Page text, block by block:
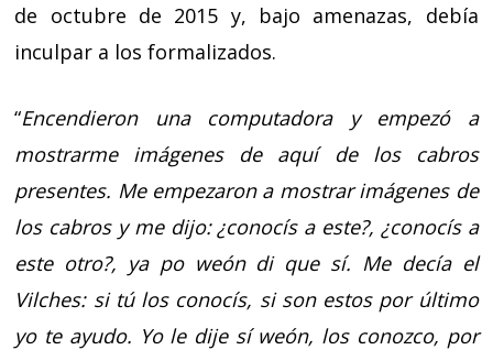
de octubre de 2015 y, bajo amenazas, debía
inculpar a los formalizados.
“Encendieron una computadora y empezó a
mostrarme imágenes de aquí de los cabros
presentes. Me empezaron a mostrar imágenes de
los cabros y me dijo: ¿conocís a este?, ¿conocís a
este otro?, ya po weón di que sí. Me decía el
Vilches: si tú los conocís, si son estos por último
yo te ayudo. Yo le dije sí weón, los conozco, por